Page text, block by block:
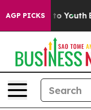
AGP PICKS
Harms to Youth